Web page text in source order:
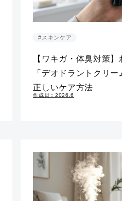
#スキンケア
【ワキガ・体臭対策
「デオドラントクリ
正しいケア方法
作成日：2026.6